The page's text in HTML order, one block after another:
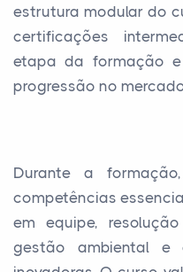
estrutura modular do
certificações
etapa da formação
progressão no
Durante a
competências
em equipe,
gestão ambiental e